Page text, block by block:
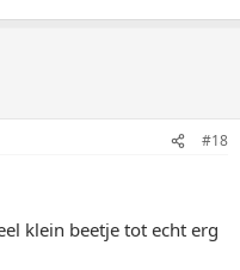
#18
klein beetje tot echt erg